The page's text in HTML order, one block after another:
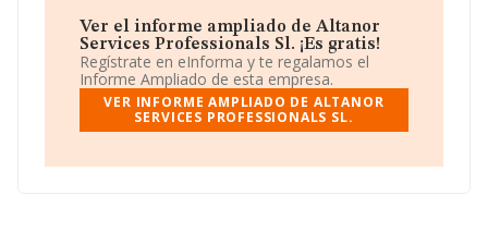
con código 'Actividades de traducción e interpretación'.
La compañía realiza actividad internacional tanto de
importación como exportación.
La sociedad españolaAltanor Services Professionals
, NIF B66665837, tiene su domicilio social
establecido en Calle Nord núm. 82 P. 2 Pta. 1, (08950),
Ver el informe ampliado de Altanor
Services Professionals Sl. ¡Es gratis!
Regístrate en eInforma y te regalamos el
Informe Ampliado de esta empresa.
VER INFORME AMPLIADO DE ALTANOR
SERVICES PROFESSIONALS SL.